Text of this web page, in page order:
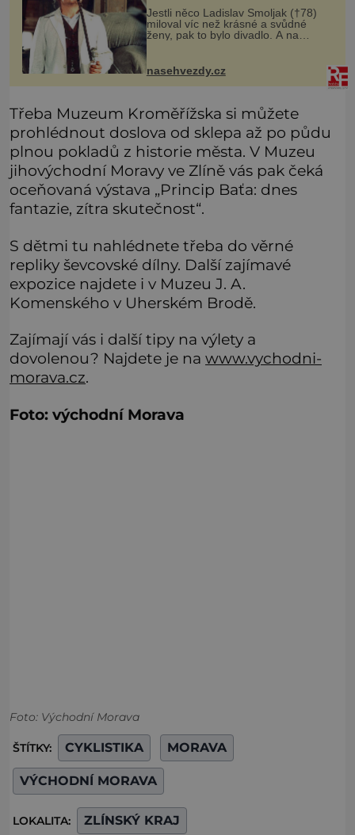
Jestli něco Ladislav Smoljak (†78)
miloval víc než krásné a svůdné
ženy, pak to bylo divadlo. A na
dní před tím, než odešel do
uměleckého nebe. Kdysi někdo z
přátel
nasehvezdy.cz
Třeba Muzeum Kroměřížska si můžete
prohlédnout doslova od sklepa až po půdu
plnou pokladů z historie města. V Muzeu
jihovýchodní Moravy ve Zlíně vás pak čeká
oceňovaná výstava „Princip Baťa: dnes
fantazie, zítra skutečnost“.
S dětmi tu nahlédnete třeba do věrné
repliky ševcovské dílny. Další zajímavé
expozice najdete i v Muzeu J. A.
Komenského v Uherském Brodě.
Zajímají vás i další tipy na výlety a
dovolenou? Najdete je na www.vychodni-
morava.cz.
Foto: východní Morava
Foto: Východní Morava
ŠTÍTKY: CYKLISTIKA MORAVA
VÝCHODNÍ MORAVA
LOKALITA: ZLÍNSKÝ KRAJ